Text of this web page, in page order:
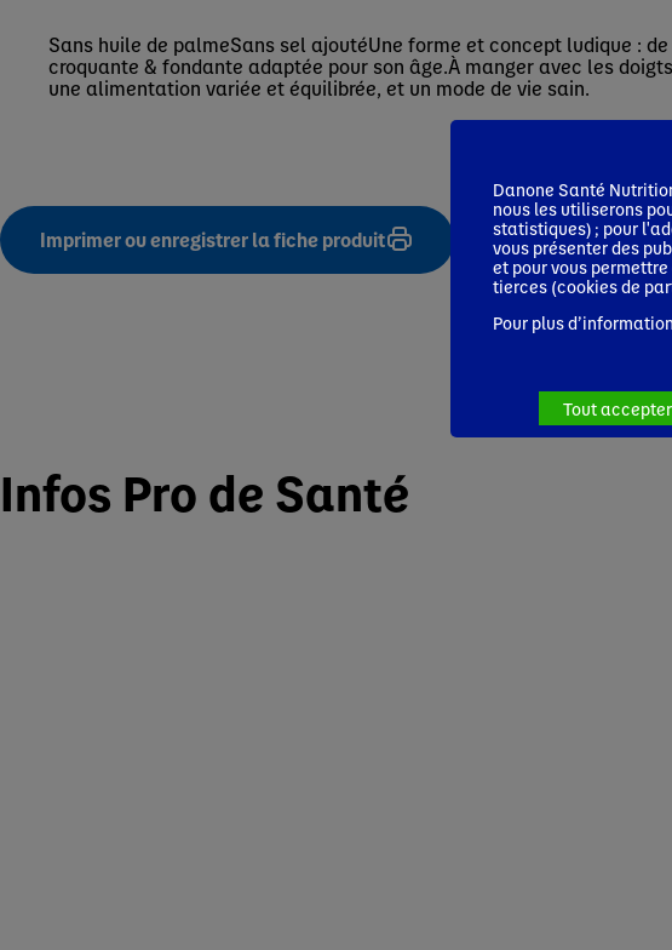
Sans huile de palmeSans sel ajoutéUne forme et concept ludique :
croquante & fondante adaptée pour son âge.À manger avec les
une alimentation variée et équilibrée, et un mode de vie sain.
Imprimer ou enregistrer la fiche produit
Infos Pro de Santé
Danone Santé
nous les utiliserons
statistiques) ; pour
vous présenter des
et pour vous
tierces (cookies de
Pour plus
Tout accepter